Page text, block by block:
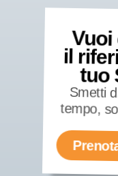
Vuoi
il
tuo
Smetti
tempo,